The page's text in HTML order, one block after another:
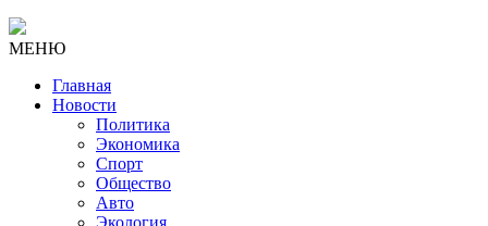
МЕНЮ
Главная
Новости
Политика
Экономика
Спорт
Общество
Авто
Экология